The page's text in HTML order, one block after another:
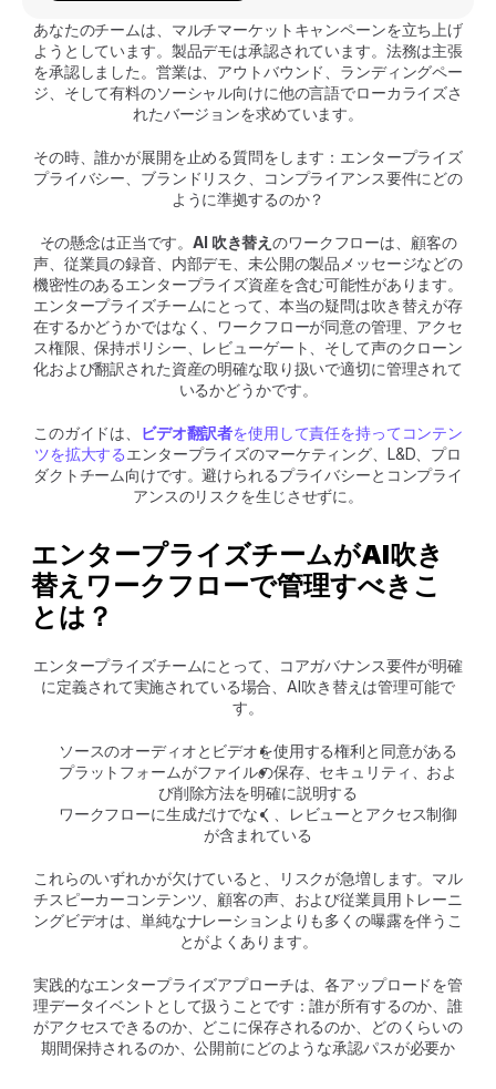
あなたのチームは、マルチマーケットキャンペーンを立ち上げ
ようとしています。製品デモは承認されています。法務は主張
を承認しました。営業は、アウトバウンド、ランディングペー
ジ、そして有料のソーシャル向けに他の言語でローカライズさ
れたバージョンを求めています。
その時、誰かが展開を止める質問をします：エンタープライズ
プライバシー、ブランドリスク、コンプライアンス要件にどの
ように準拠するのか？
その懸念は正当です。AI 吹き替えのワークフローは、顧客の
声、従業員の録音、内部デモ、未公開の製品メッセージなどの
機密性のあるエンタープライズ資産を含む可能性があります。
エンタープライズチームにとって、本当の疑問は吹き替えが存
在するかどうかではなく、ワークフローが同意の管理、アクセ
ス権限、保持ポリシー、レビューゲート、そして声のクローン
化および翻訳された資産の明確な取り扱いで適切に管理されて
いるかどうかです。
このガイドは、 ビデオ翻訳者を使用して責任を持ってコンテン
ツを拡大するエンタープライズのマーケティング、L&D、プロ
ダクトチーム向けです。避けられるプライバシーとコンプライ
アンスのリスクを生じさせずに。
エンタープライズチームがAI吹き
替えワークフローで管理すべきこ
とは？
エンタープライズチームにとって、コアガバナンス要件が明確
に定義されて実施されている場合、AI吹き替えは管理可能で
す。
ソースのオーディオとビデオを使用する権利と同意がある
プラットフォームがファイルの保存、セキュリティ、およ
び削除方法を明確に説明する
ワークフローに生成だけでなく、レビューとアクセス制御
が含まれている
これらのいずれかが欠けていると、リスクが急増します。マル
チスピーカーコンテンツ、顧客の声、および従業員用トレーニ
ングビデオは、単純なナレーションよりも多くの曝露を伴うこ
とがよくあります。
実践的なエンタープライズアプローチは、各アップロードを管
理データイベントとして扱うことです：誰が所有するのか、誰
がアクセスできるのか、どこに保存されるのか、どのくらいの
期間保持されるのか、公開前にどのような承認パスが必要か